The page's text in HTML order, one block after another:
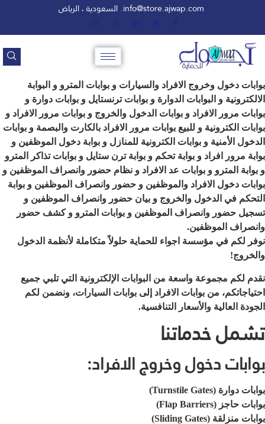
info@store.ajwap.com. السعودية ، الرياض
بوابات دخول وخروج الافراد والسيارات و بوابات المترو و البوابة
الالكترونية و البوابات الدوارة و بوابات ترنستايل و بوابات دوارة و
بوابات مرور الافراد و بوابات الدخول والخروج و بوابات مرور الافراد و
بوابات الكترونية و للبيع بوابات مرور الافراد بالكارت والبصمة و بوابات
الدخول الأمنية و بوابات الكترونية للمنازل و بوابة دخول الموظفين و
بوابة مرور افراد و بوابة تحكم و بوابة ترن ستايل و بوابات تذاكر المترو
و بوابة المترو و بوابات عد الافراد و نظام حضور وانصراف الموظفين و
بوابات دخول الافراد والموظفين و حضور وانصراف الموظفين و بوابة
التحكم في الدخول والخروج و بيان حضور وانصراف الموظفين و
تسجيل حضور وانصراف الموظفين و بوابات المترو و كشف حضور
وانصراف الموظفين.
نوفر لكم في مؤسسة اجواء للحماية حلولاً متكاملة لأنظمة الدخول
والخروج!
نقدم لكم مجموعة واسعة من البوابات الإلكترونية التي تلبي جميع
احتياجاتكم، من بوابات الافراد إلى بوابات السيارات، ونضمن لكم
الجودة العالية والأسعار التنافسية.
تشمل خدماتنا
بوابات دخول وخروج الافراد:
بوابات دوارة (Turnstile Gates)
بوابات حاجز (Flap Barriers)
بوابات منزلقة (Sliding Gates)